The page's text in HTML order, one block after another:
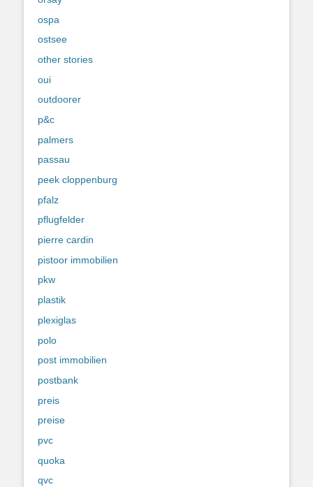
ospa
ostsee
other stories
oui
outdoorer
p&c
palmers
passau
peek cloppenburg
pfalz
pflugfelder
pierre cardin
pistoor immobilien
pkw
plastik
plexiglas
polo
post immobilien
postbank
preis
preise
pvc
quoka
qvc